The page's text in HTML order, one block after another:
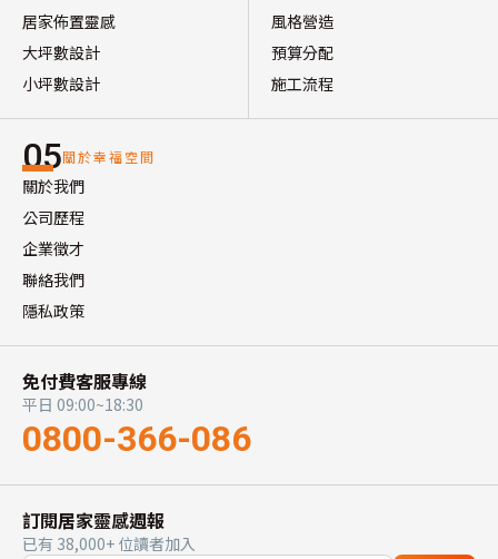
居家佈置靈感
大坪數設計
小坪數設計
風格營造
預算分配
施工流程
05關於幸福空間
關於我們
公司歷程
企業徵才
聯絡我們
隱私政策
免付費客服專線
平日 09:00~18:30
0800-366-086
訂閱居家靈感週報
已有 38,000+ 位讀者加入